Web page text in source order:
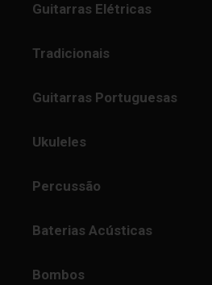
Guitarras Elétricas
Tradicionais
Guitarras Portuguesas
Ukuleles
Percussão
Baterias Acústicas
Bombos